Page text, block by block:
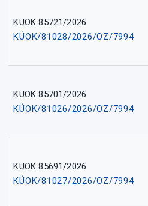
KUOK 85721/2026
KÚOK/81028/2026/OZ/7994
KUOK 85701/2026
KÚOK/81026/2026/OZ/7994
KUOK 85691/2026
KÚOK/81027/2026/OZ/7994